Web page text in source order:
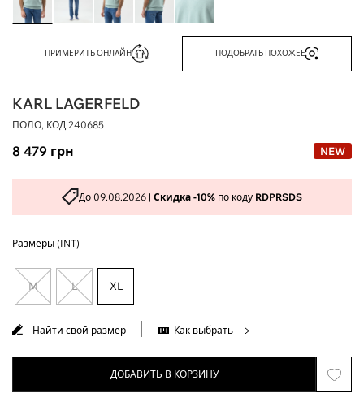
ПРИМЕРИТЬ ОНЛАЙН ПОДОБРАТЬ ПОХОЖЕЕ
KARL LAGERFELD
ПОЛО, КОД 240685
8 479 грн NEW
До 09.08.2026 | Скидка -10% по коду RDPRSDS
Размеры (INT)
M L XL
Найти свой размер Как выбрать
ДОБАВИТЬ В КОРЗИНУ